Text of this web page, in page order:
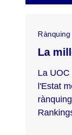
Rànquing
La
La
l'Estat